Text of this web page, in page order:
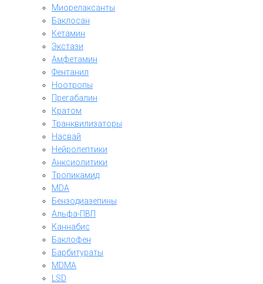
Миорелаксанты
Баклосан
Кетамин
Экстази
Амфетамин
Фентанил
Ноотропы
Прегабалин
Кратом
Транквилизаторы
Насвай
Нейролептики
Анксиолитики
Тропикамид
MDA
Бензодиазепины
Альфа-ПВП
Каннабис
Баклофен
Барбитураты
MDMA
LSD